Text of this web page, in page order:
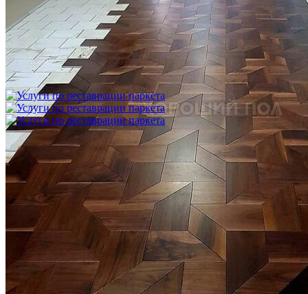
Укладка модульного паркета с финишным покрытием на
фанеру
3 600 ₽
Услуги по реставрации паркета
1 500 ₽